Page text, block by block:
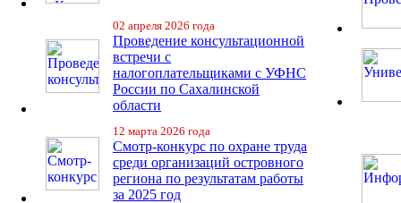
02 апреля 2026 года
Проведение консультационной
встречи с
налогоплательщиками с УФНС
России по Сахалинской
области
12 марта 2026 года
Смотр-конкурс по охране труда
среди организаций островного
региона по результатам работы
за 2025 год